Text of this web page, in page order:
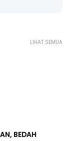
LIHAT SEMUA
BEDAH